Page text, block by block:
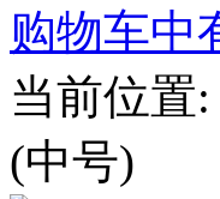
购物车中
当前位置:
(中号)